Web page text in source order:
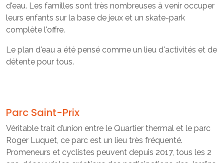
d'eau. Les familles sont très nombreuses à venir occuper
leurs enfants sur la base de jeux et un skate-park
complète l'offre.
Le plan d'eau a été pensé comme un lieu d'activités et de
détente pour tous.
Parc Saint-Prix
Véritable trait d’union entre le Quartier thermal et le parc
Roger Luquet, ce parc est un lieu très fréquenté.
Promeneurs et cyclistes peuvent depuis 2017, tous les 2